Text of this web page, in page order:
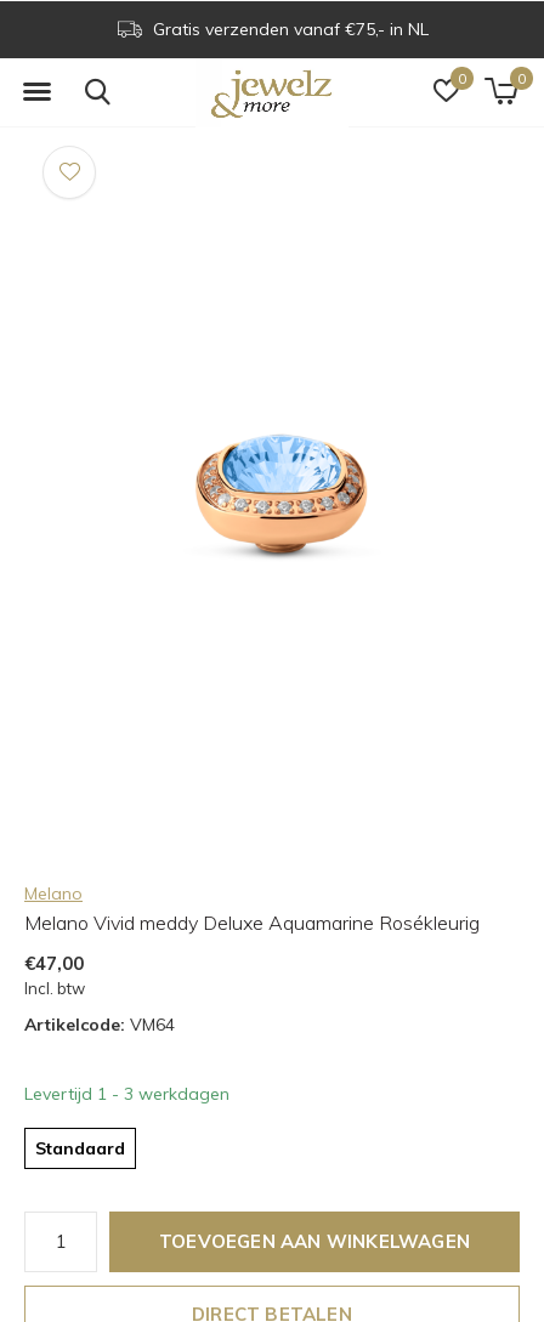
0 0
Gratis verzenden vanaf €75,- in NL
Melano
Melano Vivid meddy Deluxe Aquamarine Rosékleurig
€47,00
Incl. btw
Artikelcode: VM64
Levertijd 1 - 3 werkdagen
Standaard
TOEVOEGEN AAN WINKELWAGEN
DIRECT BETALEN